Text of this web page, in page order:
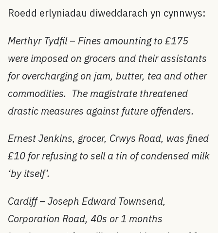
Roedd erlyniadau diweddarach yn cynnwys:
Merthyr Tydfil – Fines amounting to £175
were imposed on grocers and their assistants
for overcharging on jam, butter, tea and other
commodities. The magistrate threatened
drastic measures against future offenders.
Ernest Jenkins, grocer, Crwys Road, was fined
£10 for refusing to sell a tin of condensed milk
‘by itself’.
Cardiff – Joseph Edward Townsend,
Corporation Road, 40s or 1 months